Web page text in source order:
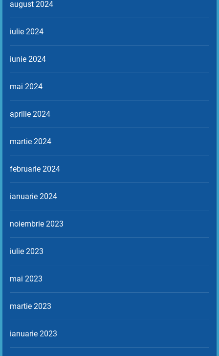
august 2024
iulie 2024
iunie 2024
mai 2024
aprilie 2024
martie 2024
februarie 2024
ianuarie 2024
noiembrie 2023
iulie 2023
mai 2023
martie 2023
ianuarie 2023